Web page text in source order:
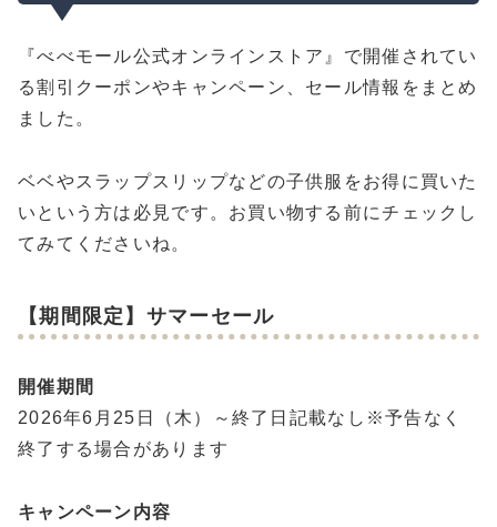
『べべモール公式オンラインストア』で開催されてい
る割引クーポンやキャンペーン、セール情報をまとめ
ました。
ベベやスラップスリップなどの子供服をお得に買いた
いという方は必見です。お買い物する前にチェックし
てみてくださいね。
【期間限定】サマーセール
開催期間
2026年6月25日（木）～終了日記載なし※予告なく
終了する場合があります
キャンペーン内容